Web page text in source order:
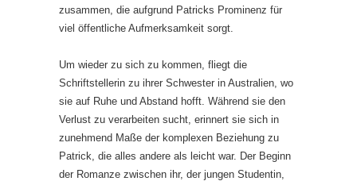
zusammen, die aufgrund Patricks Prominenz für
viel öffentliche Aufmerksamkeit sorgt.
Um wieder zu sich zu kommen, fliegt die
Schriftstellerin zu ihrer Schwester in Australien, wo
sie auf Ruhe und Abstand hofft. Während sie den
Verlust zu verarbeiten sucht, erinnert sie sich in
zunehmend Maße der komplexen Beziehung zu
Patrick, die alles andere als leicht war. Der Beginn
der Romanze zwischen ihr, der jungen Studentin,